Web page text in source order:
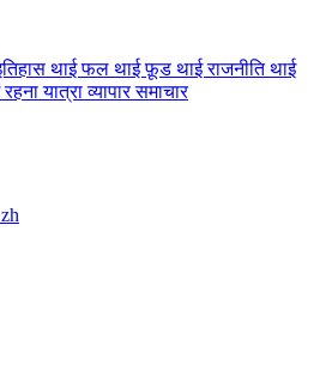
थाई फल थाई फ़ूड थाई राजनीति थाई
यात्रा व्यापार समाचार
zh